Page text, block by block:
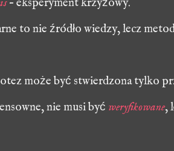
to nie źródło wiedzy, lecz
może być stwierdzona tylko
nie musi być weryfikowane,